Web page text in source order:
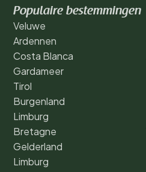
Populaire bestemmingen
Veluwe
Ardennen
Costa Blanca
Gardameer
Tirol
Burgenland
Limburg
Bretagne
Gelderland
Limburg